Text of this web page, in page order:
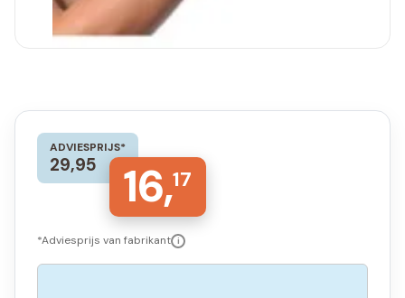
ADVIESPRIJS*
29,95 16,17
*Adviesprijs van fabrikant i